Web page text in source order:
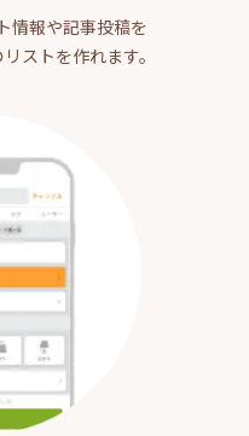
情報や記事投稿を
ストを作れます。